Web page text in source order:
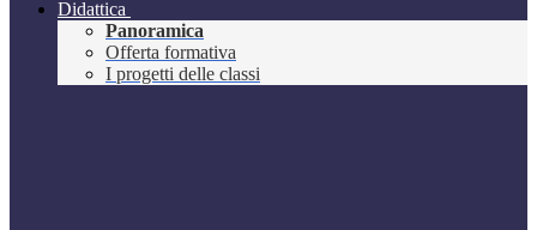
Didattica
Panoramica
Offerta formativa
I progetti delle classi